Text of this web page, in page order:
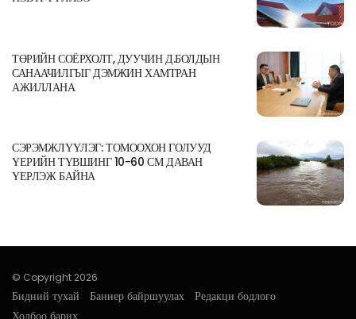
ТӨРИЙН СОЁРХОЛТ, ДУУЧИН Д.БОЛДЫН
САНААЧИЛГЫГ ДЭМЖИН ХАМТРАН
АЖИЛЛАНА
СЭРЭМЖЛҮҮЛЭГ: ТОМООХОН ГОЛУУД
ҮЕРИЙН ТҮВШИНГ 10-60 СМ ДАВАН
ҮЕРЛЭЖ БАЙНА
© Copyright 2026
Бидний тухай Баннер байршуулах
Редакци бодлого
Холбоо барих